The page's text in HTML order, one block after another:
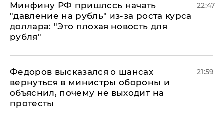
Минфину РФ пришлось начать
"давление на рубль" из-за роста курса
доллара: "Это плохая новость для
рубля"
22:47
Федоров высказался о шансах
вернуться в министры обороны и
объяснил, почему не выходит на
протесты
21:59